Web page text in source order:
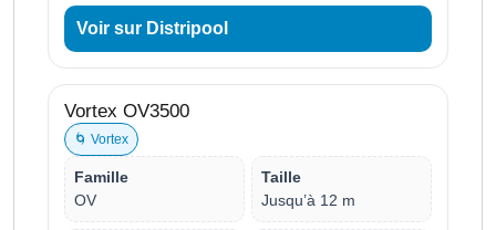
Voir sur Distripool
Vortex OV3500
🌀 Vortex
Famille
OV
Taille
Jusqu’à 12 m